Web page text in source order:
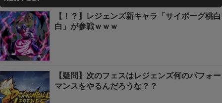
【！？】レジェンズ新キャラ「サイボーグ桃白
白」が参戦ｗｗｗ
【疑問】次のフェスはレジェンズ何のパフォー
マンスをやるんだろうな？？